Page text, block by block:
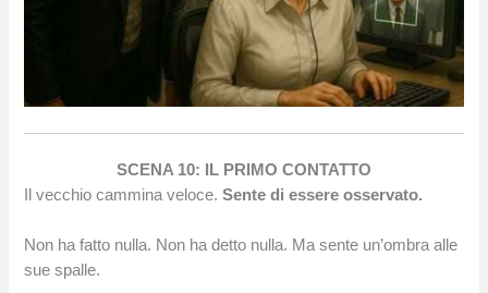
SCENA 10: IL PRIMO CONTATTO
Il vecchio cammina veloce.Sente di essere osservato.
Non ha fatto nulla. Non ha detto nulla. Ma sente un’ombra alle
sue spalle.